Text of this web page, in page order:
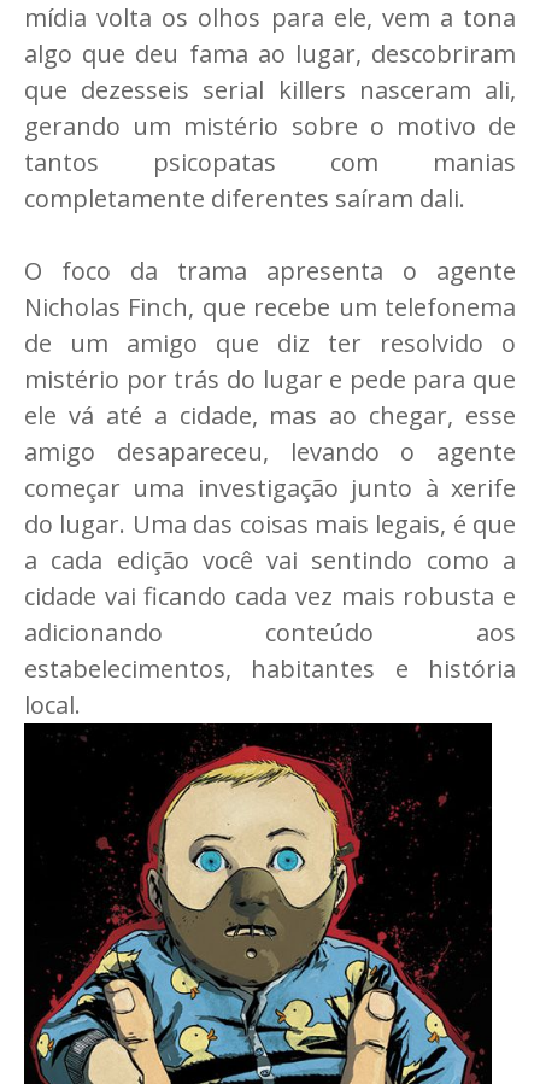
mídia volta os olhos para ele, vem a tona
algo que deu fama ao lugar, descobriram
que dezesseis serial killers nasceram ali,
gerando um mistério sobre o motivo de
tantos psicopatas com manias
completamente diferentes saíram dali.
O foco da trama apresenta o agente
Nicholas Finch, que recebe um telefonema
de um amigo que diz ter resolvido o
mistério por trás do lugar e pede para que
ele vá até a cidade, mas ao chegar, esse
amigo desapareceu, levando o agente
começar uma investigação junto à xerife
do lugar. Uma das coisas mais legais, é que
a cada edição você vai sentindo como a
cidade vai ficando cada vez mais robusta e
adicionando conteúdo aos
estabelecimentos, habitantes e história
local.